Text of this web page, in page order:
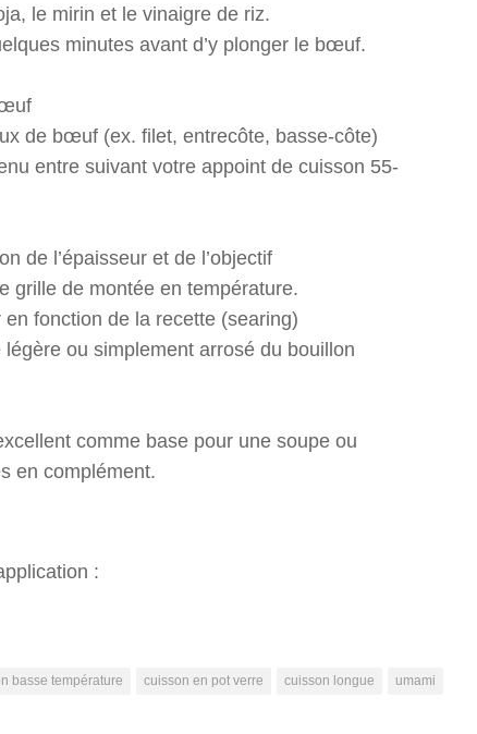
le mirin et le vinaigre de riz.
minutes avant d’y plonger le bœuf.
de bœuf (ex. filet, entrecôte, basse-côte)
entre suivant votre appoint de cuisson 55-
de l’épaisseur et de l’objectif
grille de montée en température.
fonction de la recette (searing)
ou simplement arrosé du bouillon
comme base pour une soupe ou
en complément.
:
basse température cuisson en pot verre cuisson longue umami